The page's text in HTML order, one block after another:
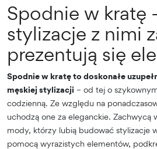
Spodnie w kratę
stylizacje z nimi
prezentują się
Spodnie w kratę to doskonałe
męskiej stylizacji – od tej o
codzienną. Ze względu na
uchodzą one za eleganckie. Zachwycą
mody, którzy lubią budować stylizacje
pomocą wyrazistych elementów,